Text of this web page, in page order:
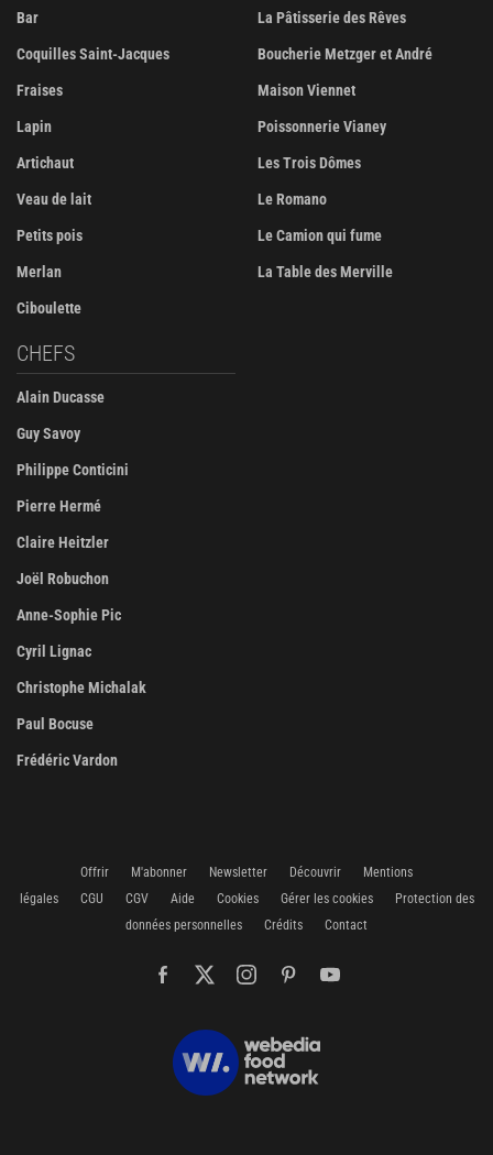
Bar
Coquilles Saint-Jacques
Fraises
Lapin
Artichaut
Veau de lait
Petits pois
Merlan
Ciboulette
La Pâtisserie des Rêves
Boucherie Metzger et André
Maison Viennet
Poissonnerie Vianey
Les Trois Dômes
Le Romano
Le Camion qui fume
La Table des Merville
CHEFS
Alain Ducasse
Guy Savoy
Philippe Conticini
Pierre Hermé
Claire Heitzler
Joël Robuchon
Anne-Sophie Pic
Cyril Lignac
Christophe Michalak
Paul Bocuse
Frédéric Vardon
Offrir M'abonner Newsletter Découvrir
Mentions
légales
CGU CGV Aide Cookies Gérer les cookies
Protection des
données personnelles
Crédits Contact